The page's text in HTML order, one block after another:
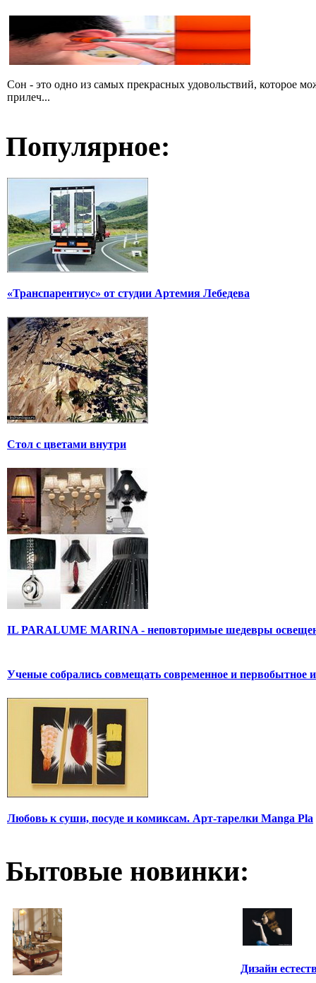
Сон - это одно из самых прекрасных удовольствий, которое
прилеч...
Популярное:
«Транспарентиус» от студии Артемия Лебедева
Стол с цветами внутри
IL PARALUME MARINA - неповторимые шедевры
Ученые собрались совмещать современное и первобытное
Любовь к суши, посуде и комиксам. Арт-тарелки Manga Pla
Бытовые новинки:
Дизайн